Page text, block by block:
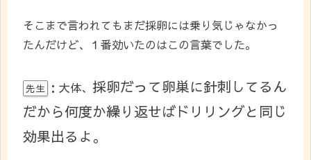
そこまで言われてもまだ採卵には乗り気じゃなかっ
たんだけど、１番効いたのはこの言葉でした。
先生 ：大体、 採卵だって卵巣に針刺してるん
だから何度か繰り返せばドリリングと同じ
効果出るよ。